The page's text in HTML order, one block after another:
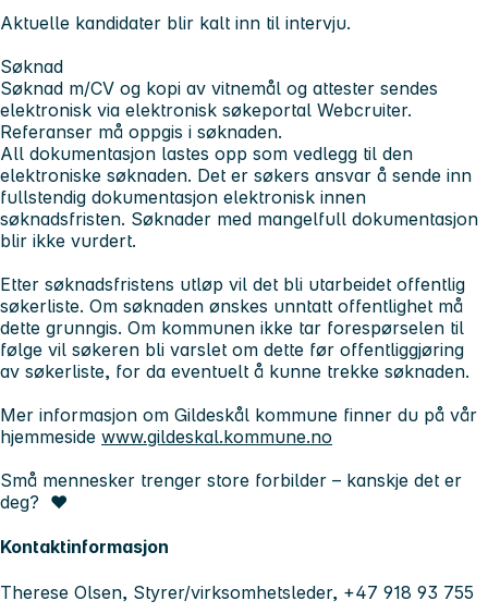
Aktuelle kandidater blir kalt inn til intervju.
Søknad
Søknad m/CV og kopi av vitnemål og attester sendes
elektronisk via elektronisk søkeportal Webcruiter.
Referanser må oppgis i søknaden.
All dokumentasjon lastes opp som vedlegg til den
elektroniske søknaden. Det er søkers ansvar å sende inn
fullstendig dokumentasjon elektronisk innen
søknadsfristen. Søknader med mangelfull dokumentasjon
blir ikke vurdert.
Etter søknadsfristens utløp vil det bli utarbeidet offentlig
søkerliste. Om søknaden ønskes unntatt offentlighet må
dette grunngis. Om kommunen ikke tar forespørselen til
følge vil søkeren bli varslet om dette før offentliggjøring
av søkerliste, for da eventuelt å kunne trekke søknaden.
Mer informasjon om Gildeskål kommune finner du på vår
hjemmeside www.gildeskal.kommune.no
Små mennesker trenger store forbilder – kanskje det er
deg? ❤️
Kontaktinformasjon
Therese Olsen, Styrer/virksomhetsleder, +47 918 93 755